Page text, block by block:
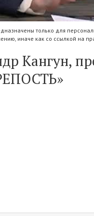
только для
иначе как со ссылкой на
Кангун,